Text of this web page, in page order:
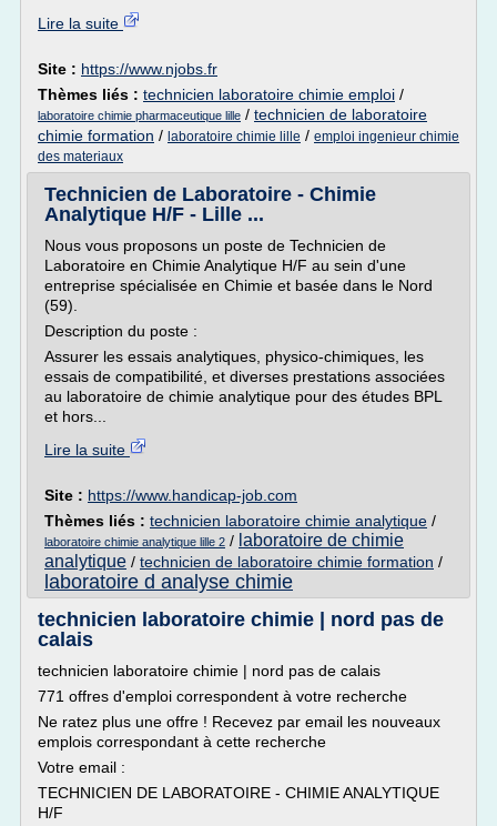
Lire la suite
Site : https://www.njobs.fr
Thèmes liés : technicien laboratoire chimie emploi /
laboratoire chimie pharmaceutique lille / technicien de laboratoire
chimie formation / laboratoire chimie lille / emploi ingenieur chimie
des materiaux
Technicien de Laboratoire - Chimie
Analytique H/F - Lille ...
Nous vous proposons un poste de Technicien de
Laboratoire en Chimie Analytique H/F au sein d'une
entreprise spécialisée en Chimie et basée dans le Nord
(59).
Description du poste :
Assurer les essais analytiques, physico-chimiques, les
essais de compatibilité, et diverses prestations associées
au laboratoire de chimie analytique pour des études BPL
et hors...
Lire la suite
Site : https://www.handicap-job.com
Thèmes liés : technicien laboratoire chimie analytique /
laboratoire chimie analytique lille 2 / laboratoire de chimie
analytique / technicien de laboratoire chimie formation /
laboratoire d analyse chimie
technicien laboratoire chimie | nord pas de
calais
technicien laboratoire chimie | nord pas de calais
771 offres d'emploi correspondent à votre recherche
Ne ratez plus une offre ! Recevez par email les nouveaux
emplois correspondant à cette recherche
Votre email :
TECHNICIEN DE LABORATOIRE - CHIMIE ANALYTIQUE
H/F